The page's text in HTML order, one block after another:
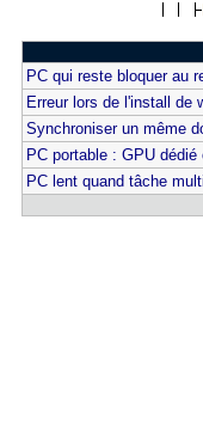
PC qui reste bloquer au
Erreur lors de l'install de
Synchroniser un même
PC portable : GPU
PC lent quand tâche